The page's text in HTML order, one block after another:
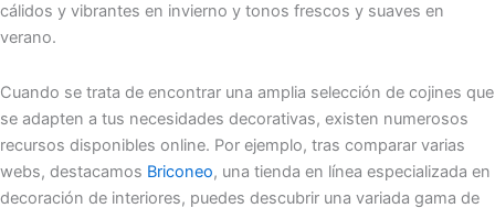
cálidos y vibrantes en invierno y tonos frescos y suaves en
verano.
Cuando se trata de encontrar una amplia selección de cojines que
se adapten a tus necesidades decorativas, existen numerosos
recursos disponibles online. Por ejemplo, tras comparar varias
webs, destacamos Briconeo, una tienda en línea especializada en
decoración de interiores, puedes descubrir una variada gama de